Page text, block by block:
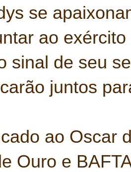
se
ao
sinal de seu
juntos
ao Oscar
Ouro e